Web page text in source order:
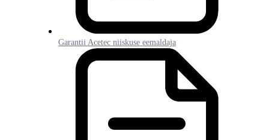
Garantii Acetec niiskuse eemaldaja